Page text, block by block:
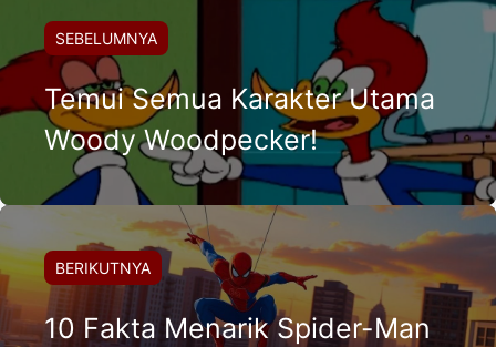
SEBELUMNYA
Temui Semua Karakter Utama
Woody Woodpecker!
BERIKUTNYA
10 Fakta Menarik Spider-Man